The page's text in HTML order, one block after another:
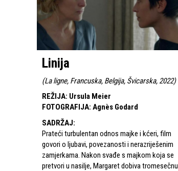
Linija
(La ligne, Francuska, Belgija, Švicarska, 2022)
REŽIJA: Ursula Meier
FOTOGRAFIJA: Agnès Godard
SADRŽAJ:
Prateći turbulentan odnos majke i kćeri, film
govori o ljubavi, povezanosti i nerazriješenim
zamjerkama. Nakon svađe s majkom koja se
pretvori u nasilje, Margaret dobiva tromesečnu